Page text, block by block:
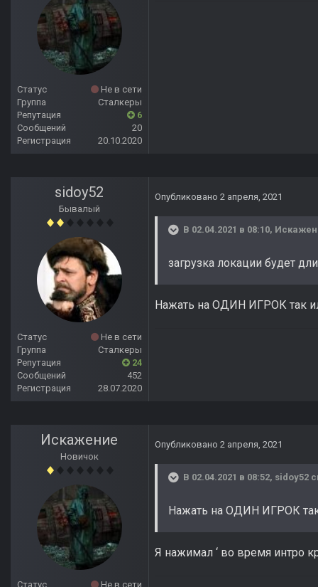
Статус
Не в сети
Группа
Сталкеры
Репутация
6
Сообщений
20
Регистрация
20.10.2020
sidoy52
Бывалый
Статус
Не в сети
Группа
Сталкеры
Репутация
24
Сообщений
452
Регистрация
28.07.2020
Опубликовано 2 апреля, 2021
В 02.04.2021 в 08:10,
загрузка локации будет
Нажать на ОДИН ИГРОК так
Искажение
Новичок
Статус
Не в сети
Опубликовано 2 апреля, 2021
В 02.04.2021 в 08:52, sidoy52
Нажать на ОДИН ИГРОК
Я нажимал ‘ во время интро